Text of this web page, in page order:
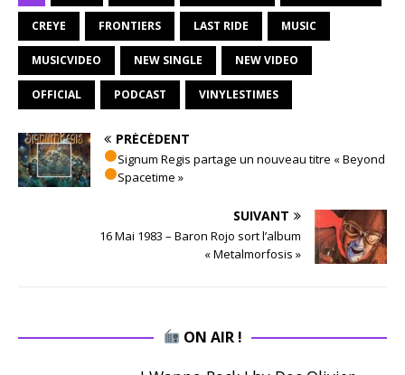
CREYE FRONTIERS LAST RIDE MUSIC
MUSICVIDEO NEW SINGLE NEW VIDEO
OFFICIAL PODCAST VINYLESTIMES
PRÉCÉDENT
Signum Regis partage un nouveau titre « Beyond
Spacetime »
SUIVANT
16 Mai 1983 – Baron Rojo sort l’album
« Metalmorfosis »
ON AIR !